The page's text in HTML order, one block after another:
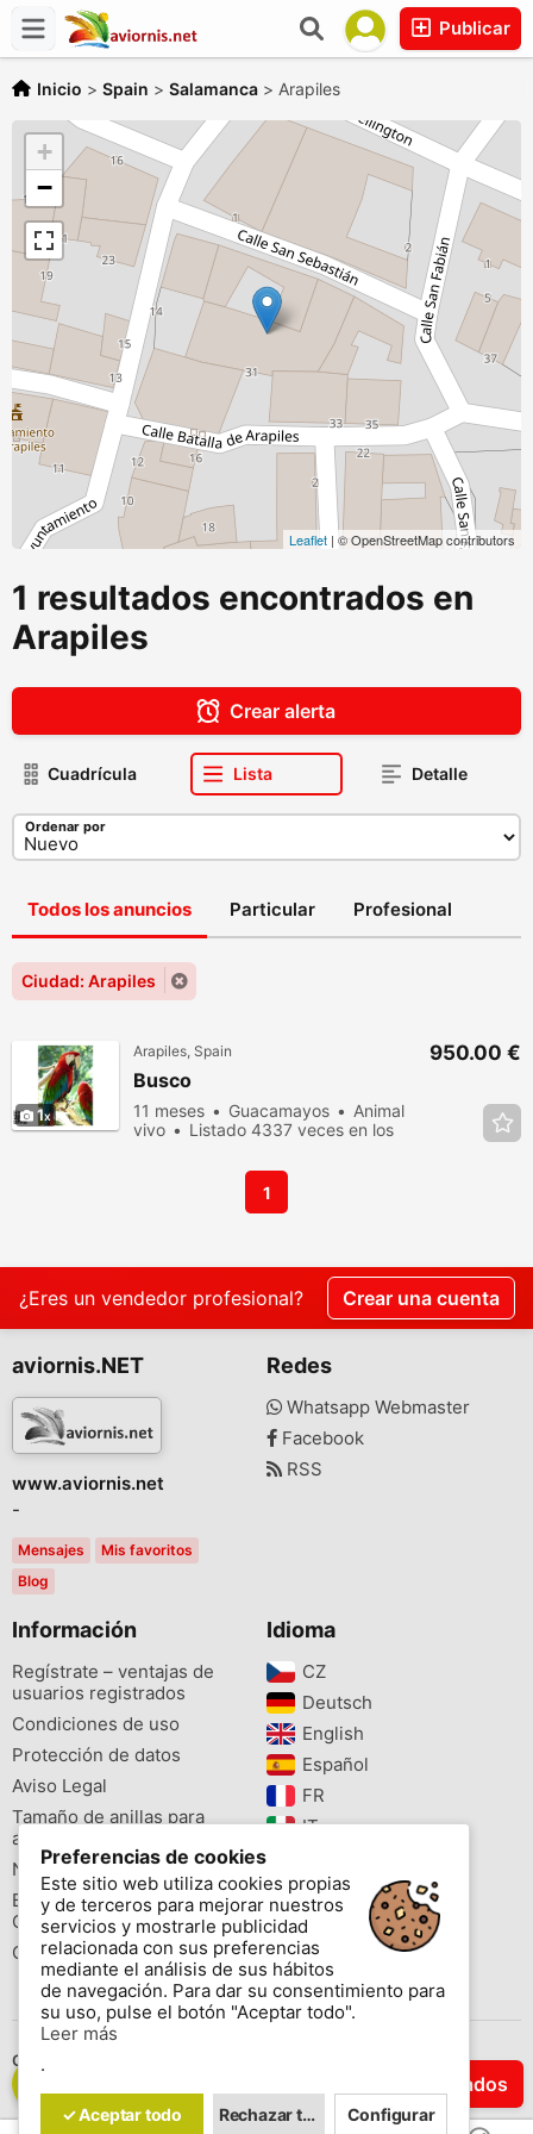
Publicar
Inicio > Spain > Salamanca > Arapiles
+
−
Leaflet | © OpenStreetMap contributors
1 resultados encontrados en
Arapiles
Filtrar Resultados
Crear alerta
Cuadrícula Lista Detalle
Ordenar por
Todos los anuncios Particular Profesional
Ciudad: Arapiles
1
Arapiles, Spain
Busco
11 meses Guacamayos
Animal
vivo
Listado 4337 veces en los
950.00 €
1
¿Eres un vendedor profesional? Crear una cuenta
aviornis.NET
www.aviornis.net
-
Mensajes
Mis favoritos
Blog
Redes
Whatsapp Webmaster
Facebook
RSS
Información
Regístrate – ventajas de
usuarios registrados
Condiciones de uso
Protección de datos
Aviso Legal
Tamaño de anillas para
aves
Newsletter
Buscador de especies
Cites
Colores de las anillas
Idioma
CZ‎
Deutsch‎
English‎
Español‎
FR‎
IT‎
PL‎
PT‎
Preferencias de cookies
Este sitio web utiliza cookies propias
y de terceros para mejorar nuestros
servicios y mostrarle publicidad
relacionada con sus preferencias
mediante el análisis de sus hábitos
de navegación. Para dar su consentimiento para
su uso, pulse el botón "Aceptar todo".
Leer más
.
✓ Aceptar todo Rechazar todo Configurar
Contáctenos
Copyright © 2026 www.aviornis.net Tablón de anuncios gratis.